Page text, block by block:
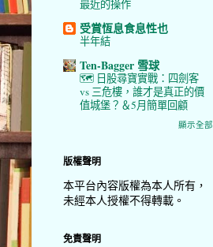
最近的操作
受賞恆息食息性也
半年結
Ten-Bagger 雪球
🗺️ 日股尋寶實戰：四劍客
vs 三危樓，誰才是真正的價
值城堡？＆5月簡單回顧
顯示全部
版權聲明
本平台內容版權為本人所有，
未經本人授權不得轉載。
免責聲明